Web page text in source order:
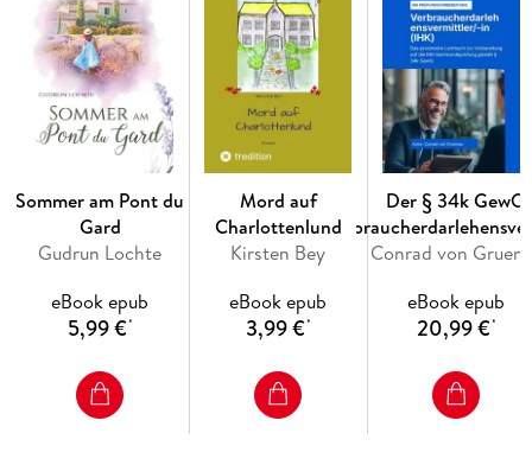
Besonders faszinierend ist die Geschichte des
Sandmännchens im geteilten Deutschland: zwei Versionen -
Ost und West - mit eigenen Erzählweisen, die später auf
berührende Weise zusammenfanden.
Dieses Buch erzählt nicht nur die Geschichte einer Figur,
sondern auch von Träumen, Ritualen und dem Wert kleiner
Momente im Alltag. Ein Muss für alle, die
Kindheitserinnerungen lieben, kulturhistorische Hintergründe
erkunden und der Magie eines Alltagsrituals auf den Grund
gehen wollen.
zugleich ein Stück Zeitgeschichte lebendig macht. <
Sommer am Pont du
Gard
Gudrun Lochte
eBook epub
5,99 €*
Mord auf
Charlottenlund
Kirsten Bey
eBook epub
3,99 €*
Der § 34k GewO
(IHK)
eBook epub
20,99 €*